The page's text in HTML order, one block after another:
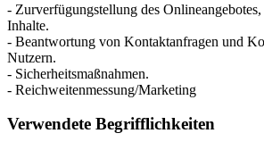
- Zurverfügungstellung des
Inhalte.
- Beantwortung von Kontaktanfragen und
Nutzern.
- Sicherheitsmaßnahmen.
- Reichweitenmessung/Marketing
Verwendete Begrifflichkeiten